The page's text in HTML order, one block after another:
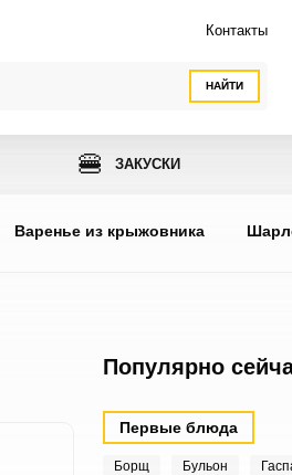
НАЙТИ
Контакты
🍔 ЗАКУСКИ
Варенье из крыжовника
Популярно
Первые блюда
Борщ Бульон